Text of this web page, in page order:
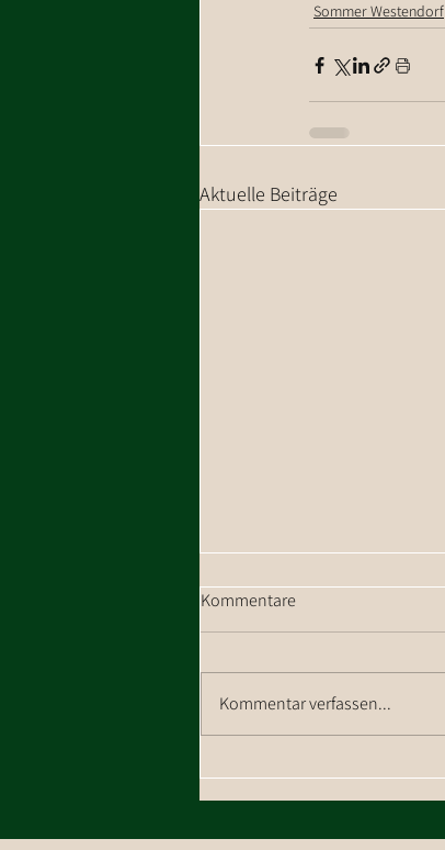
Sommer Westendorf
Aktuelle Beiträge
Westendorf
Kommentare
Kommentar verfassen...